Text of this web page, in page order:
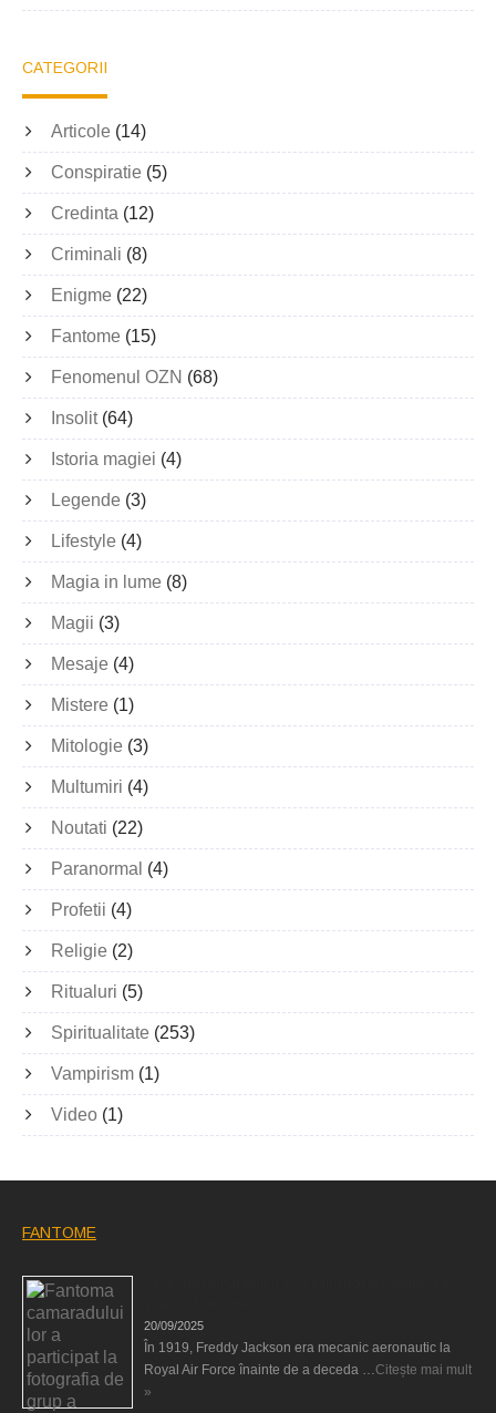
CATEGORII
Articole (14)
Conspiratie (5)
Credinta (12)
Criminali (8)
Enigme (22)
Fantome (15)
Fenomenul OZN (68)
Insolit(64)
Istoria magiei (4)
Legende (3)
Lifestyle (4)
Magia in lume (8)
Magii (3)
Mesaje (4)
Mistere (1)
Mitologie (3)
Multumiri (4)
Noutati (22)
Paranormal (4)
Profetii (4)
Religie (2)
Ritualuri (5)
Spiritualitate (253)
Vampirism (1)
Video (1)
FANTOME
20/09/2025
În 1919, Freddy Jackson era mecanic aeronautic la
Royal Air Force înainte de a deceda … Citește mai mult
»